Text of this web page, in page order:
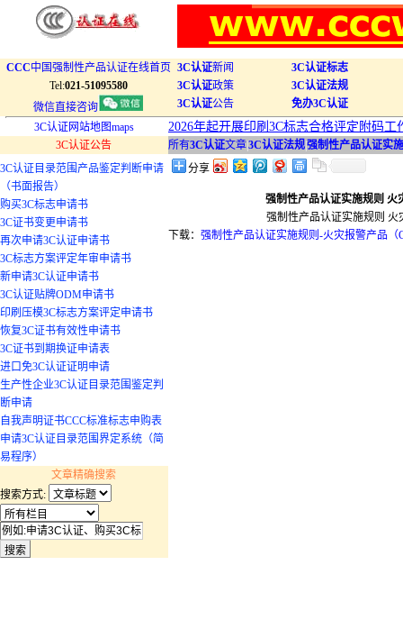
CCC中国强制性产品认证在线首页
Tel:021-51095580
微信直接咨询
3C认证新闻
3C认证政策
3C认证公告
3C认证标志
3C认证法规
免办3C认证
3C认证网站地图maps
3C认证公告
3C认证目录范围产品鉴定判断申请
（书面报告）
购买3C标志申请书
3C证书变更申请书
再次申请3C认证申请书
3C标志方案评定年审申请书
新申请3C认证申请书
3C认证贴牌ODM申请书
印刷压模3C标志方案评定申请书
恢复3C证书有效性申请书
3C证书到期换证申请表
进口免3C认证证明申请
生产性企业3C认证目录范围鉴定判
断申请
自我声明证书CCC标准标志申购表
申请3C认证目录范围界定系统（简
易程序）
文章精确搜索
搜索方式:
2026年起开展印刷3C标志合格评定附码工
所有3C认证文章|3C认证法规|强制性产品认证实
分享
强制性产品认证实施规则 火
强制性产品认证实施规则 火
下载： 强制性产品认证实施规则-火灾报警产品（